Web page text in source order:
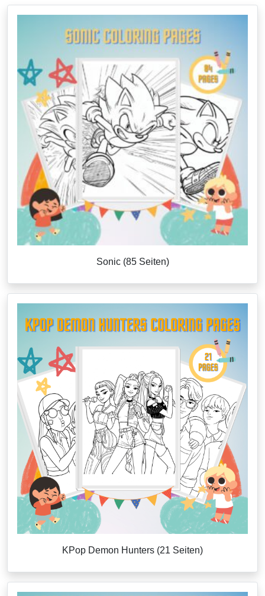
Sonic (85 Seiten)
KPop Demon Hunters (21 Seiten)